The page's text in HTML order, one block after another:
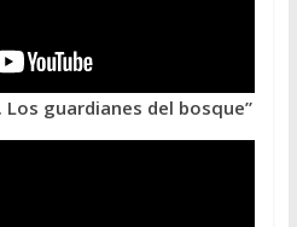
Los guardianes del bosque”